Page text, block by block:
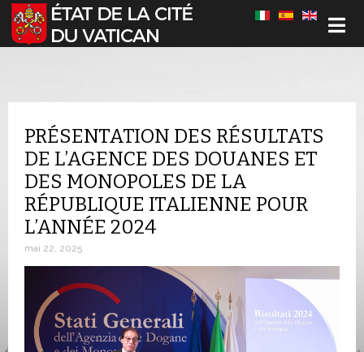
Sélectionnez votre langue
PRÉSENTATION DES RÉSULTATS
DE L’AGENCE DES DOUANES ET
DES MONOPOLES DE LA
RÉPUBLIQUE ITALIENNE POUR
L’ANNÉE 2024
mai 22, 2025